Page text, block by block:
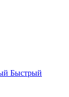
Быстрый